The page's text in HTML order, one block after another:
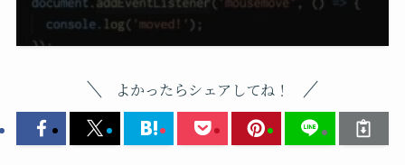
よかったらシェアしてね！